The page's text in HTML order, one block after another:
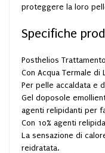
proteggere la loro
Specifiche
Posthelios
Con Acqua Termale di
Per pelle accaldata e
Gel doposole
agenti relipidanti per
Con 10% agenti
La sensazione di
reidratata.